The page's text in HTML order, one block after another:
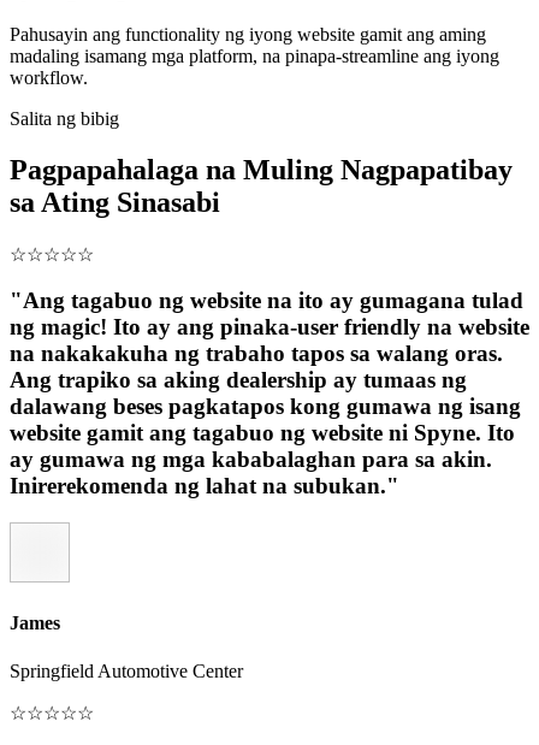
Pahusayin ang functionality ng iyong website gamit ang aming
madaling isamang mga platform, na pinapa-streamline ang iyong
workflow.
Salita ng bibig
Pagpapahalaga na Muling Nagpapatibay
sa Ating Sinasabi
☆☆☆☆☆
"Ang tagabuo ng website na ito ay gumagana tulad
ng magic! Ito ay ang pinaka-user friendly na website
na nakakakuha ng trabaho tapos sa walang oras.
Ang trapiko sa aking dealership ay tumaas ng
dalawang beses pagkatapos kong gumawa ng isang
website gamit ang tagabuo ng website ni Spyne. Ito
ay gumawa ng mga kababalaghan para sa akin.
Inirerekomenda ng lahat na subukan."
James
Springfield Automotive Center
☆☆☆☆☆